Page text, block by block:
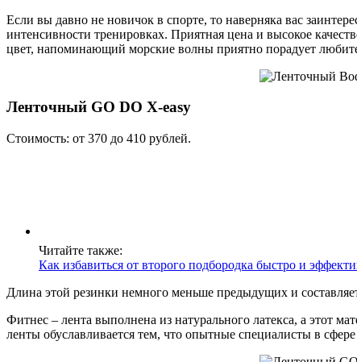
Если вы давно не новичок в спорте, то наверняка вас
интенсивности тренировках. Приятная цена и высокое
цвет, напоминающий морские волны приятно порадует
Ленточный GO DO X-easy
Стоимость: от 370 до 410 рублей.
Читайте также:
Как избавиться от второго подбородка быстро и
Длина этой резинки немного меньше предыдущих и
Фитнес – лента выполнена из натурального латекса, а этот
ленты обуславливается тем, что опытные специалисты в